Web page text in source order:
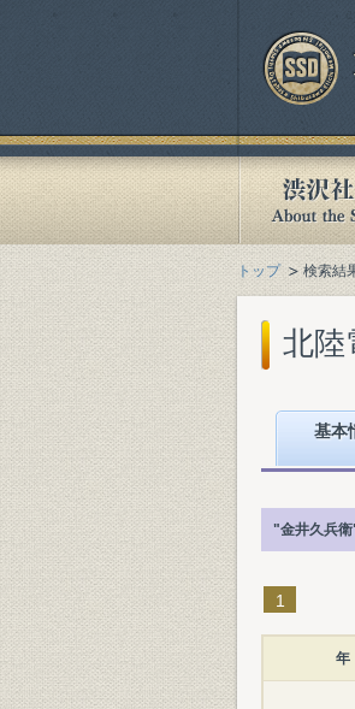
トップ 検索結
北陸
基本
"金井久兵衛
1
年